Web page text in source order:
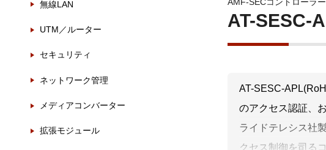
UTM／ルーター
製品を探す
製品ナビゲーション
運用管理
データセンター
BCP対策
映像監視
運用支援
マニュアル・ファー
小中高等学校
受賞・認定
無線LAN
UTM／ルーター
セキュリティ
ネットワーク管理
メディアコンバーター
拡張モジュール
AT-SESC-
AT-SESC-
のアクセス認証、
ライドテレシス社
クセス制御を司る